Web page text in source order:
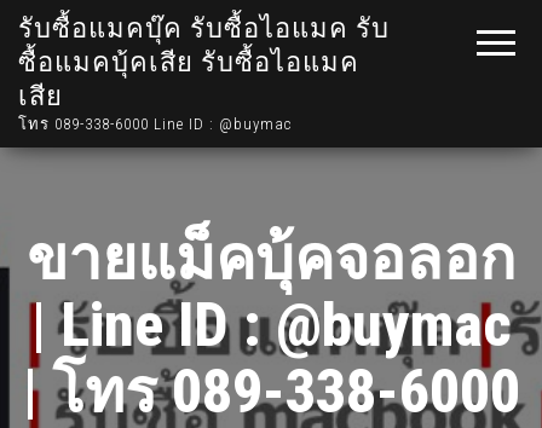
รับซื้อแมคบุ๊ค รับซื้อไอแมค รับ
ซื้อแมคบุ้คเสีย รับซื้อไอแมค
เสีย
โทร 089-338-6000 Line ID : @buymac
ขายแม็คบุ้คจอลอก
| Line ID : @buymac
| โทร 089-338-6000